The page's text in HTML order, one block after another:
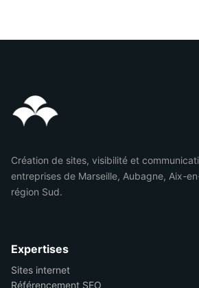
Création de sites, visibilité et
entreprises de Marseille, Aubagne, Aix-
région Sud.
Expertises
Sites internet
Référencement SEO